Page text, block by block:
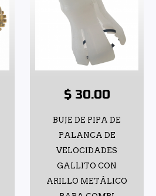
$ 30.00
BUJE DE PIPA DE
PALANCA DE
VELOCIDADES
GALLITO CON
ARILLO METÁLICO